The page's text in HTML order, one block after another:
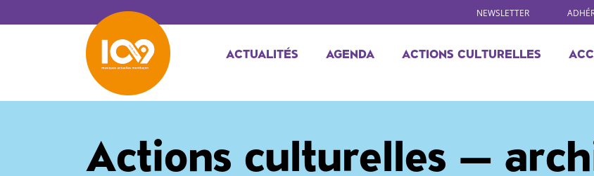
NEWSLETTER
ACTUALITÉS AGENDA ACTIONS CULTURELLES
Actions culturelles —